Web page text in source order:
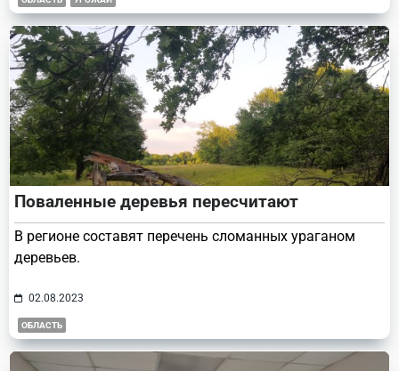
Поваленные деревья пересчитают
В регионе составят перечень сломанных ураганом
деревьев.
02.08.2023
ОБЛАСТЬ